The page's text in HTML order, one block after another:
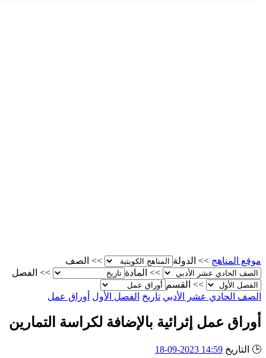
موقع المناهج >> الدولة >>
الصف
>>
المادة >>
الفصل
>>
القسم
الصف الحادي عشر الأدبي تاريخ الفصل الأول أوراق عمل
أوراق عمل إثرائية بالإضافة لكراسة التمارين
🕒 التاريخ 14:59 2023-09-18